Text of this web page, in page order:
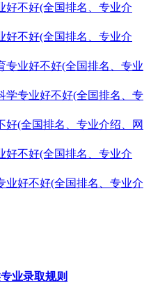
好不好(全国排名、专业介
好不好(全国排名、专业介
专业好不好(全国排名、专业
学专业好不好(全国排名、专
好(全国排名、专业介绍、网
好不好(全国排名、专业介
业好不好(全国排名、专业介
业录取规则